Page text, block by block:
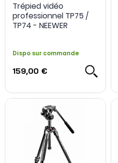
Trépied vidéo
professionnel TP75 /
TP74 - NEEWER
Dispo sur commande
159,00 €